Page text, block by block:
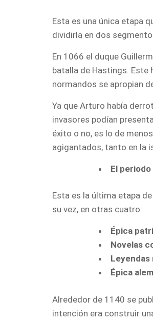
Esta es una única etapa
dividirla en dos
En 1066 el duque
batalla de Hastings. Este
normandos se apropian
Ya que Arturo había
invasores podían
éxito o no, es lo de
agigantados, tanto en la
El
Esta es la última etapa
su vez, en otras cuatro:
Épica
Novelas
Leyendas
Épica
Alrededor de 1140 se
intención era construir